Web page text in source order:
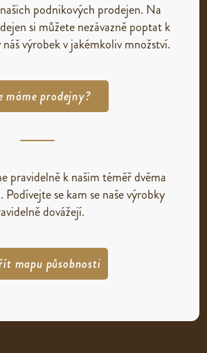
podnikových prodejen. Na
si můžete nezávazně poptat k
výrobek v jakémkoliv množství.
máme prodejny?
pravidelně k našim téměř dvěma
se kam se naše výrobky
dovážejí.
mapu působnosti